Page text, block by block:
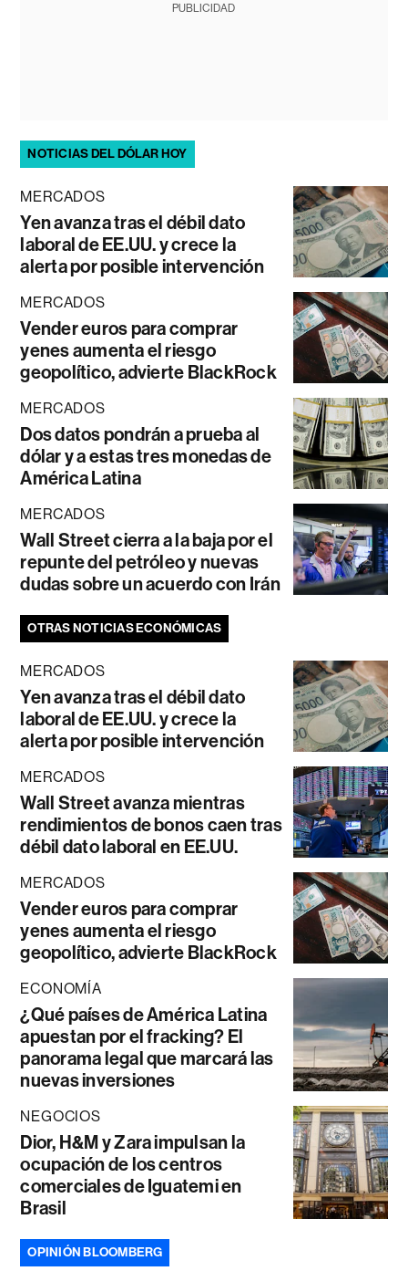
PUBLICIDAD
NOTICIAS DEL DÓLAR HOY
MERCADOS
Yen avanza tras el débil dato
laboral de EE.UU. y crece la
alerta por posible intervención
MERCADOS
Vender euros para comprar
yenes aumenta el riesgo
geopolítico, advierte BlackRock
MERCADOS
Dos datos pondrán a prueba al
dólar y a estas tres monedas de
América Latina
MERCADOS
Wall Street cierra a la baja por el
repunte del petróleo y nuevas
dudas sobre un acuerdo con Irán
OTRAS NOTICIAS ECONÓMICAS
MERCADOS
Yen avanza tras el débil dato
laboral de EE.UU. y crece la
alerta por posible intervención
MERCADOS
Wall Street avanza mientras
rendimientos de bonos caen tras
débil dato laboral en EE.UU.
MERCADOS
Vender euros para comprar
yenes aumenta el riesgo
geopolítico, advierte BlackRock
ECONOMÍA
¿Qué países de América Latina
apuestan por el fracking? El
panorama legal que marcará las
nuevas inversiones
NEGOCIOS
Dior, H&M y Zara impulsan la
ocupación de los centros
comerciales de Iguatemi en
Brasil
OPINIÓN BLOOMBERG